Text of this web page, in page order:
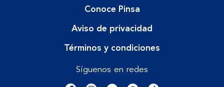
Conoce Pinsa
Aviso de privacidad
Términos y condiciones
Síguenos en redes